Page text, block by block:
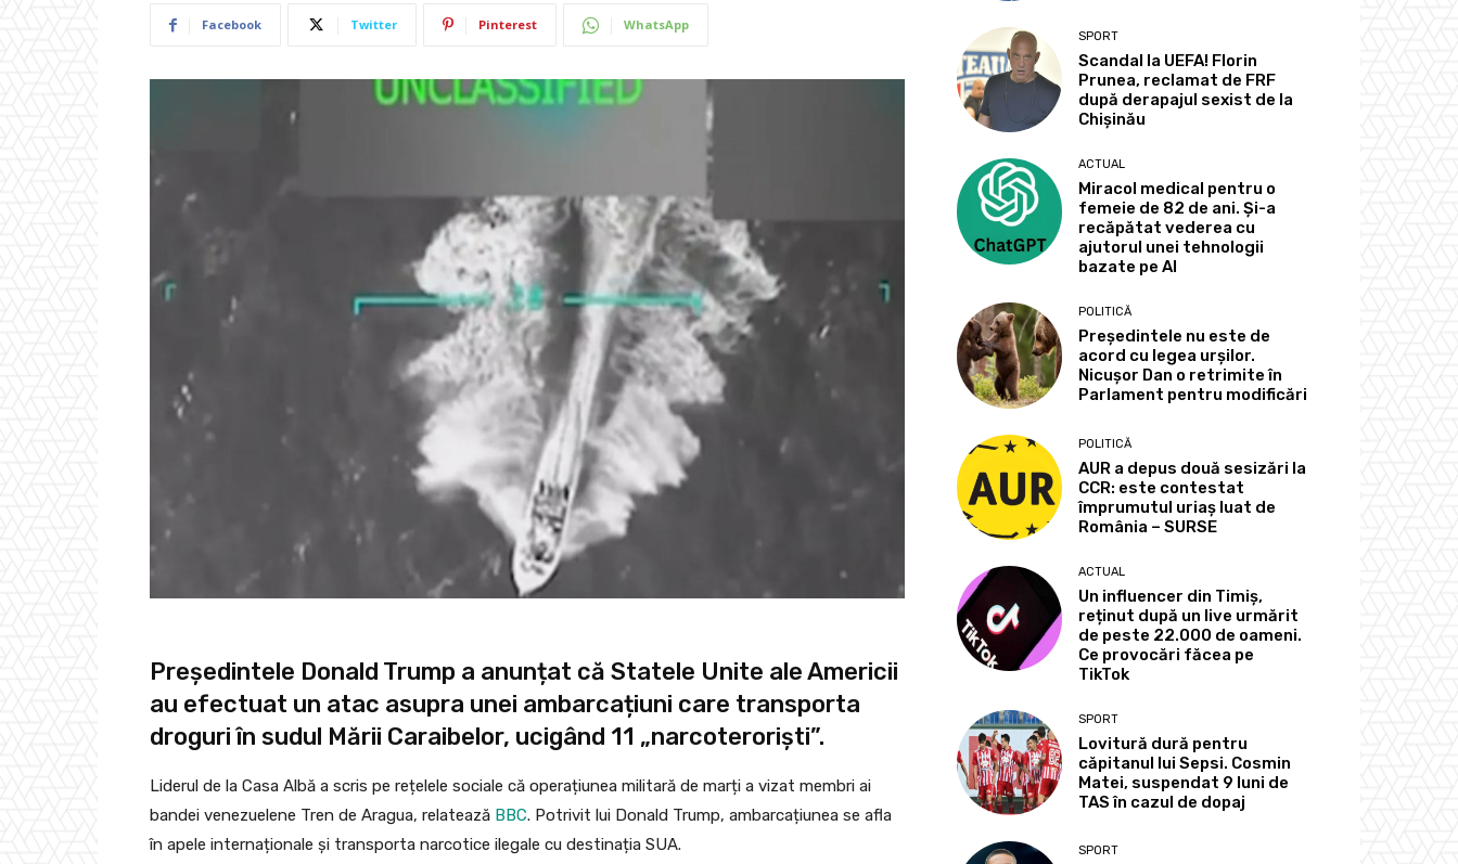
Facebook Twitter Pinterest WhatsApp
Președintele Donald Trump a anunțat că Statele Unite ale Americii
au efectuat un atac asupra unei ambarcațiuni care transporta
droguri în sudul Mării Caraibelor, ucigând 11 „narcoteroriști”.
Liderul de la Casa Albă a scris pe rețelele sociale că operațiunea militară de marți a vizat membri ai
bandei venezuelene Tren de Aragua, relatează BBC. Potrivit lui Donald Trump, ambarcațiunea se afla
în apele internaționale și transporta narcotice ilegale cu destinația SUA.
SPORT
Scandal la UEFA! Florin
Prunea, reclamat de FRF
după derapajul sexist de la
Chișinău
ACTUAL
Miracol medical pentru o
femeie de 82 de ani. Și-a
recăpătat vederea cu
ajutorul unei tehnologii
bazate pe AI
POLITICĂ
Președintele nu este de
acord cu legea urșilor.
Nicușor Dan o retrimite în
Parlament pentru modificări
POLITICĂ
AUR a depus două sesizări la
CCR: este contestat
împrumutul uriaș luat de
România – SURSE
ACTUAL
Un influencer din Timiș,
reținut după un live urmărit
de peste 22.000 de oameni.
Ce provocări făcea pe
TikTok
SPORT
Lovitură dură pentru
căpitanul lui Sepsi. Cosmin
Matei, suspendat 9 luni de
TAS în cazul de dopaj
SPORT